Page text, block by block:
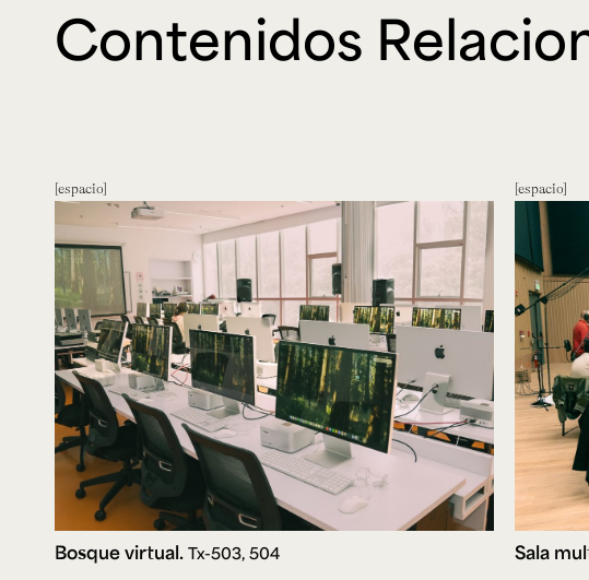
Contenidos
espacio
Bosque virtual. Tx-503, 504
espacio
Sala